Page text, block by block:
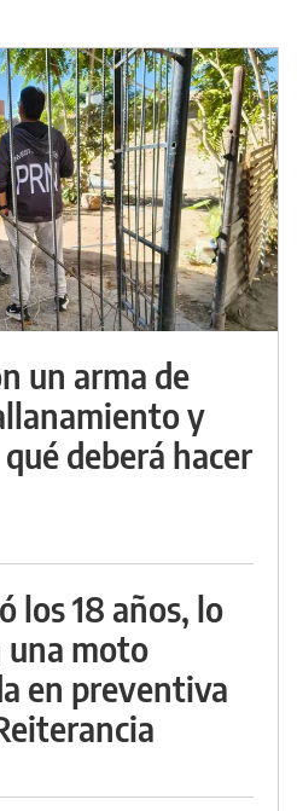
un arma de
y
deberá hacer
los 18 años, lo
una moto
en preventiva